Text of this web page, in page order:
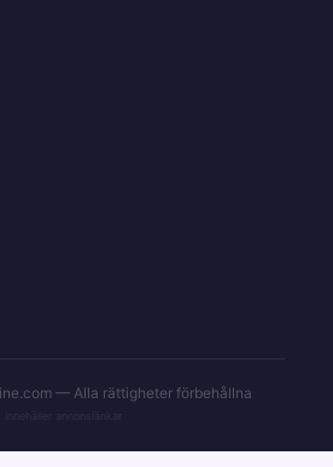
— Alla rättigheter förbehållna